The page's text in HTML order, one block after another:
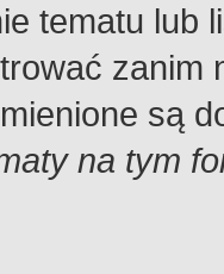
tematu lub
są
na tym